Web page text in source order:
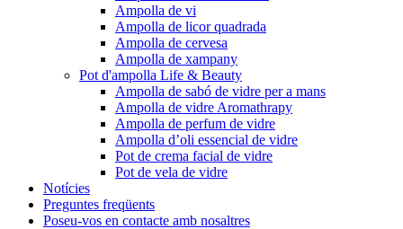
Ampolla de vi
Ampolla de licor quadrada
Ampolla de cervesa
Ampolla de xampany
Pot d'ampolla Life & Beauty
Ampolla de sabó de vidre per a mans
Ampolla de vidre Aromathrapy
Ampolla de perfum de vidre
Ampolla d’oli essencial de vidre
Pot de crema facial de vidre
Pot de vela de vidre
Notícies
Preguntes freqüents
Poseu-vos en contacte amb nosaltres